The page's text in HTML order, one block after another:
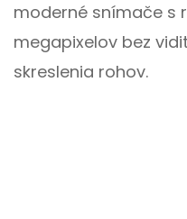
moderné snímače s
megapixelov bez
skreslenia rohov.